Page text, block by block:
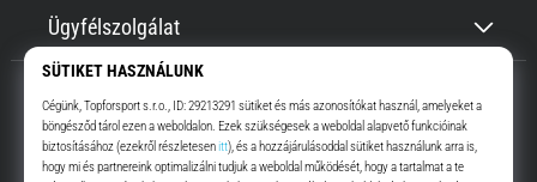
Ügyfélszolgálat